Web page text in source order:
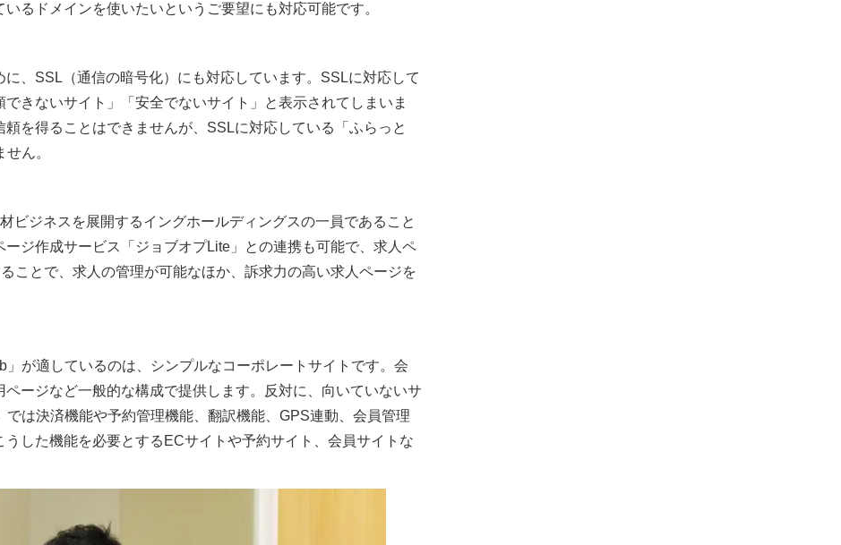
るドメインを使いたいというご要望にも対応可能です。
、SSL（通信の暗号化）にも対応しています。SSLに対応して
きないサイト」「安全でないサイト」と表示されてしまいま
を得ることはできませんが、SSLに対応している「ふらっと
ん。
ビジネスを展開するイングホールディングスの一員であること
ジ作成サービス「ジョブオプLite」との連携も可能で、求人ペ
ことで、求人の管理が可能なほか、訴求力の高い求人ページを
」が適しているのは、シンプルなコーポレートサイトです。会
ージなど一般的な構成で提供します。反対に、向いていないサ
は決済機能や予約管理機能、翻訳機能、GPS連動、会員管理
した機能を必要とするECサイトや予約サイト、会員サイトな